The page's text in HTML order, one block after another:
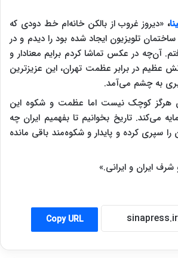
، «دیروز غروب از بالکن خانه‌ام خط دودی که
تلویزیون ایجاد شده بود را دیدم و در
آن‌چه در عکس تماشا کردم برایم معنادار و
عظیم در برابر عظمت تهران، این عزیزترین
به چشم می‌آمد.
هرگز کوچک نیست اما عظمت و شکوه این
می‌کند. تاریخ بخوانیم تا بفهمیم ایران چه
را سپری کرده و پایدار و شکوه‌مند باقی مانده
ایران و ایرانی.»
Copy URL